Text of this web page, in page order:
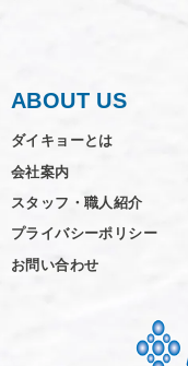
ABOUT US
ダイキョーとは
会社案内
スタッフ・職人紹介
プライバシーポリシー
お問い合わせ